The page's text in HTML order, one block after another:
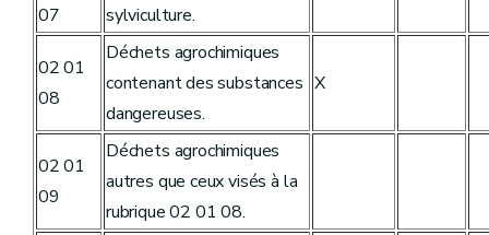
07 sylviculture.
02 01
08
Déchets agrochimiques
contenant des substances
dangereuses.
X
02 01
09
Déchets agrochimiques
autres que ceux visés à la
rubrique 02 01 08.